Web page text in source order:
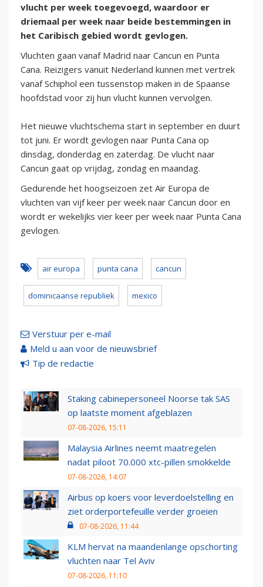
vlucht per week toegevoegd, waardoor er
driemaal per week naar beide bestemmingen in
het Caribisch gebied wordt gevlogen.
Vluchten gaan vanaf Madrid naar Cancun en Punta
Cana. Reizigers vanuit Nederland kunnen met vertrek
vanaf Schiphol een tussenstop maken in de Spaanse
hoofdstad voor zij hun vlucht kunnen vervolgen.
Het nieuwe vluchtschema start in september en duurt
tot juni. Er wordt gevlogen naar Punta Cana op
dinsdag, donderdag en zaterdag. De vlucht naar
Cancun gaat op vrijdag, zondag en maandag.
Gedurende het hoogseizoen zet Air Europa de
vluchten van vijf keer per week naar Cancun door en
wordt er wekelijks vier keer per week naar Punta Cana
gevlogen.
air europa punta cana cancun
dominicaanse republiek mexico
Verstuur per e-mail
Meld u aan voor de nieuwsbrief
Tip de redactie
Staking cabinepersoneel Noorse tak SAS
op laatste moment afgeblazen
07-08-2026, 15:11
Malaysia Airlines neemt maatregelen
nadat piloot 70.000 xtc-pillen smokkelde
07-08-2026, 14:07
Airbus op koers voor leverdoelstelling en
ziet orderportefeuille verder groeien
07-08-2026, 11:44
KLM hervat na maandenlange opschorting
vluchten naar Tel Aviv
07-08-2026, 11:10